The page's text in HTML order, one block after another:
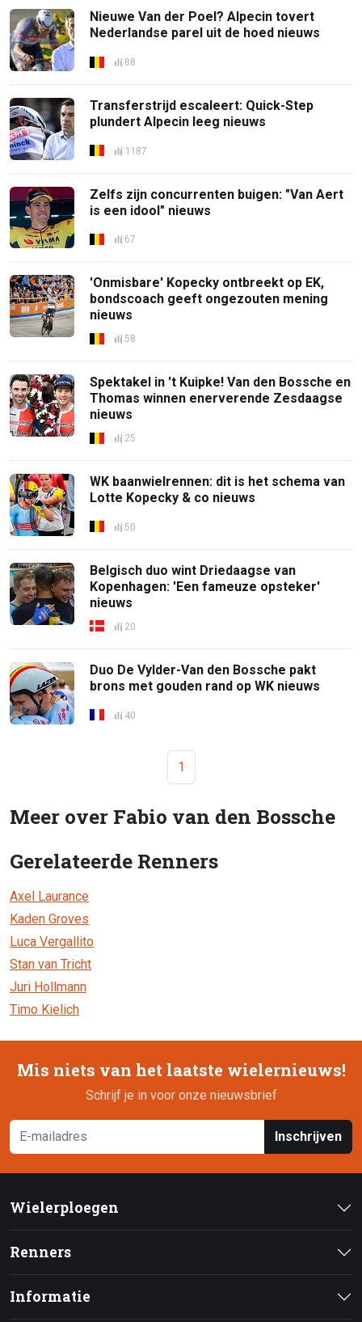
Nieuwe Van der Poel? Alpecin tovert
Nederlandse parel uit de hoed nieuws
88
Transferstrijd escaleert: Quick-Step
plundert Alpecin leeg nieuws
1187
Zelfs zijn concurrenten buigen: "Van Aert
is een idool" nieuws
67
'Onmisbare' Kopecky ontbreekt op EK,
bondscoach geeft ongezouten mening
nieuws
58
Spektakel in 't Kuipke! Van den Bossche en
Thomas winnen enerverende Zesdaagse
nieuws
25
WK baanwielrennen: dit is het schema van
Lotte Kopecky & co nieuws
50
Belgisch duo wint Driedaagse van
Kopenhagen: 'Een fameuze opsteker'
nieuws
20
Duo De Vylder-Van den Bossche pakt
brons met gouden rand op WK nieuws
40
1
Meer over Fabio van den Bossche
Gerelateerde Renners
Axel Laurance
Kaden Groves
Luca Vergallito
Stan van Tricht
Juri Hollmann
Timo Kielich
Mis niets van het laatste wielernieuws!
Schrijf je in voor onze nieuwsbrief
Inschrijven
Wielerploegen
Renners
Informatie